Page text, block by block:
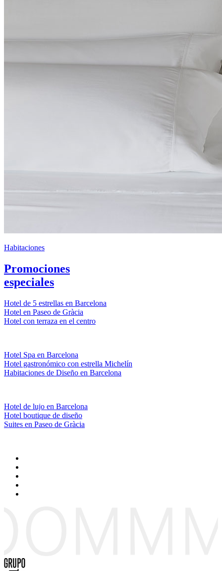
Habitaciones
Promociones
especiales
Hotel de 5 estrellas en Barcelona
Hotel en Paseo de Gràcia
Hotel con terraza en el centro
Hotel Spa en Barcelona
Hotel gastronómico con estrella Michelín
Habitaciones de Diseño en Barcelona
Hotel de lujo en Barcelona
Hotel boutique de diseño
Suites en Paseo de Gràcia